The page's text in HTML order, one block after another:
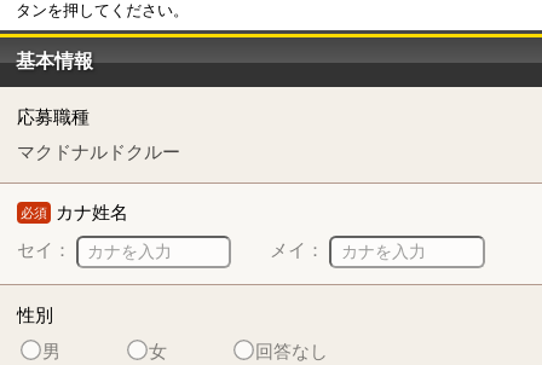
タンを押してください。
基本情報
応募職種
マクドナルドクルー
必須 カナ姓名
セイ：
メイ：
性別
男
女 回答なし